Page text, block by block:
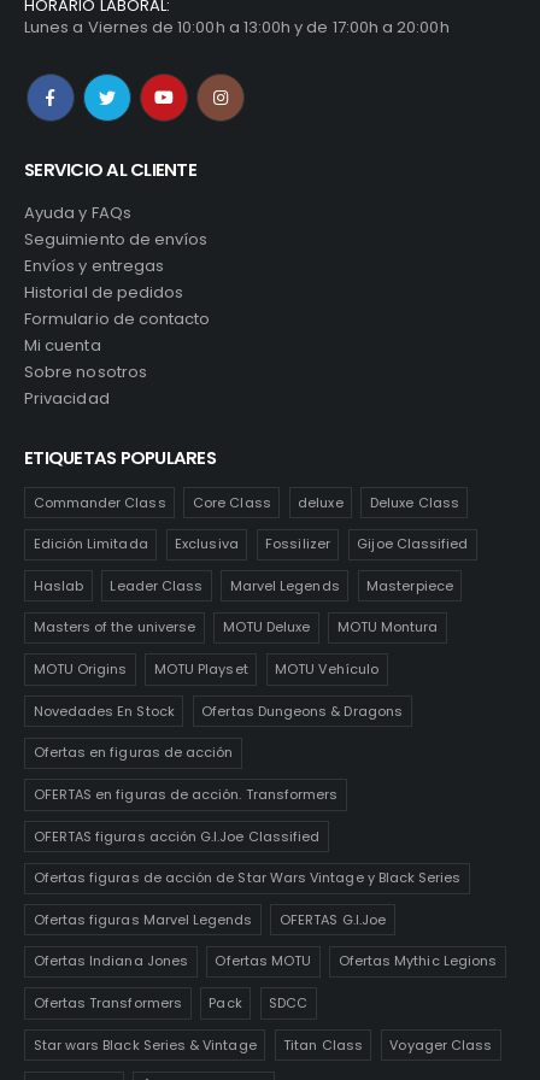
HORARIO LABORAL:
Lunes a Viernes de 10:00h a 13:00h y de 17:00h a 20:00h
SERVICIO AL CLIENTE
Ayuda y FAQs
Seguimiento de envíos
Envíos y entregas
Historial de pedidos
Formulario de contacto
Mi cuenta
Sobre nosotros
Privacidad
ETIQUETAS POPULARES
Commander Class Core Class deluxe Deluxe Class
Edición Limitada Exclusiva Fossilizer Gijoe Classified
Haslab Leader Class Marvel Legends Masterpiece
Masters of the universe MOTU Deluxe MOTU Montura
MOTU Origins MOTU Playset MOTU Vehículo
Novedades En Stock Ofertas Dungeons & Dragons
Ofertas en figuras de acción
OFERTAS en figuras de acción. Transformers
OFERTAS figuras acción G.I.Joe Classified
Ofertas figuras de acción de Star Wars Vintage y Black Series
Ofertas figuras Marvel Legends OFERTAS G.I.Joe
Ofertas Indiana Jones Ofertas MOTU Ofertas Mythic Legions
Ofertas Transformers Pack SDCC
Star wars Black Series & Vintage Titan Class Voyager Class